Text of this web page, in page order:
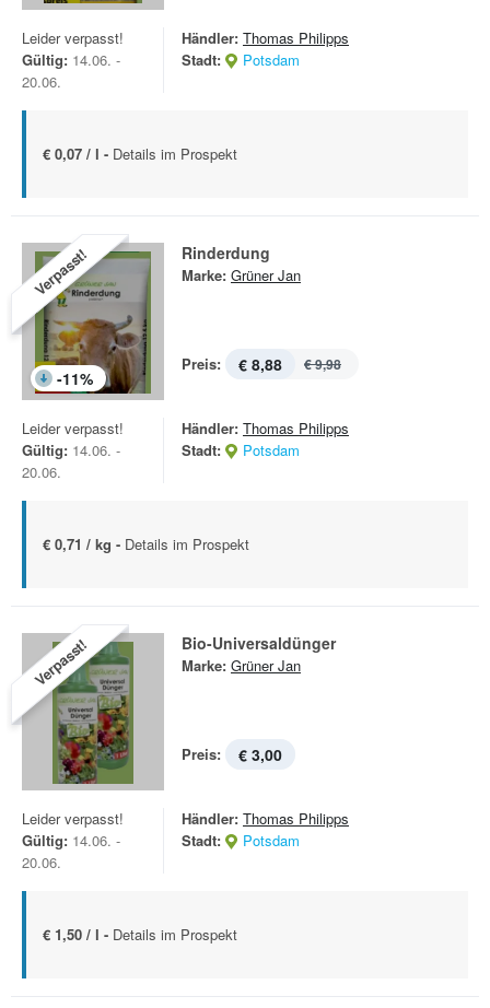
Leider verpasst!
Gültig: 14.06. -
20.06.
Händler: Thomas Philipps
Stadt:
Potsdam
€ 0,07 / l - Details im Prospekt
Verpasst!
-11%
Rinderdung
Marke: Grüner Jan
Preis: € 8,88 € 9,98
Leider verpasst!
Gültig: 14.06. -
20.06.
Händler: Thomas Philipps
Stadt:
Potsdam
€ 0,71 / kg - Details im Prospekt
Verpasst! Bio-Universaldünger
Marke: Grüner Jan
Preis: € 3,00
Leider verpasst!
Gültig: 14.06. -
20.06.
Händler: Thomas Philipps
Stadt:
Potsdam
€ 1,50 / l - Details im Prospekt